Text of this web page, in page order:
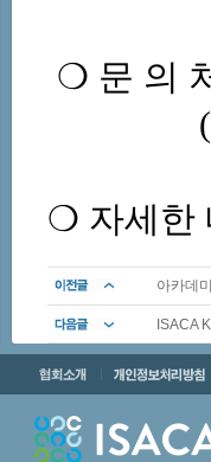
❍ 문 의
❍ 자세한
아카데
ISACA